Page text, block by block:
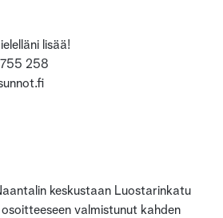
lisää!
258
keskustaan Luostarinkatu
valmistunut kahden